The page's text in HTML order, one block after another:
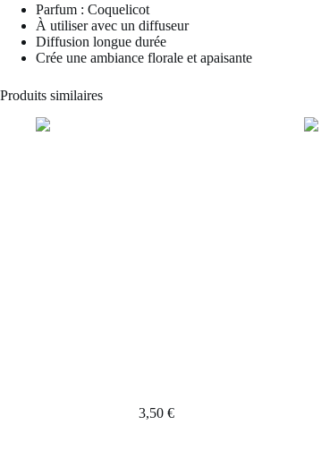
Parfum : Coquelicot
À utiliser avec un diffuseur
Diffusion longue durée
Crée une ambiance florale et apaisante
Produits similaires
3,50 €